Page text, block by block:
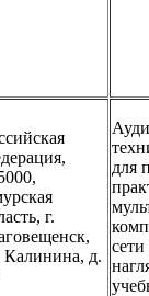
г.
Калинина, д.
для